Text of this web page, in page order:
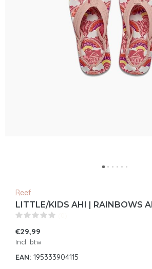
Reef
LITTLE/KIDS AHI | RAINBOWS
€29,99
Incl. btw
EAN: 195333904115